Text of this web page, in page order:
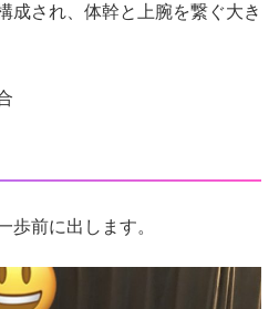
成され、体幹と上腕を繋ぐ大き
前に出します。